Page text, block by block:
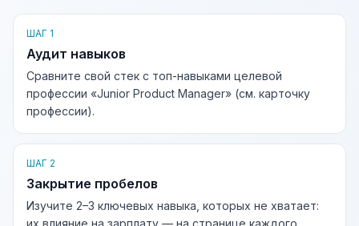
ШАГ 1
Аудит навыков
Сравните свой стек с топ-навыками целевой
профессии «Junior Product Manager» (см. карточку
профессии).
ШАГ 2
Закрытие пробелов
Изучите 2–3 ключевых навыка, которых не хватает:
их влияние на зарплату — на странице каждого